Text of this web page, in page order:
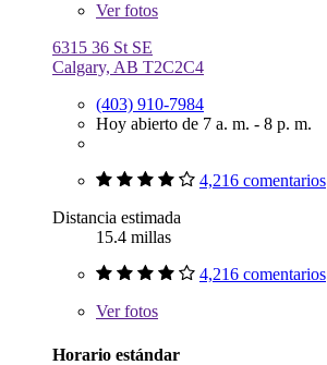
Verfotos
6315 36 St SE
Calgary, AB T2C2C4
(403) 910-7984
Hoy abierto de 7 a. m. - 8 p. m.
4,216 comentarios
Distancia estimada
15.4 millas
4,216 comentarios
Verfotos
Horario estándar